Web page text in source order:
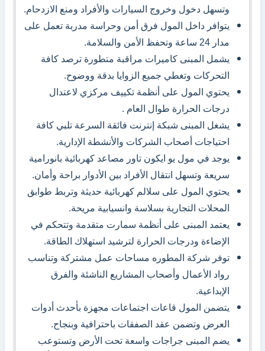
وتسهل دخول وخروج السيارات والأفراد ومنع الازدحام.
يتوافر داخل المول فرق أمن وحراسة مدربة تعمل على
مدار 24 ساعة وتحفظ الأمن والسلامة.
يشمل المبنى كاميرات مراقبة متطورة ترصد كافة
التحركات وتغطي جميع الزوايا بدقة ووضوح.
يحتوي المول على أنظمة تكييف مركزي لاعتدال
درجات الحرارة طوال العام .
يشغل المبنى شبكة إنترنت فائقة السرعة تلبي كافة
احتياجات أصحاب الشركات والأنشطة الإدارية.
يوجد في مول يو ايكون تاور مصاعد كهربائية بانورامية
سريعة وتسهل انتقال الأفراد بين الأدوار براحة وأمان.
يحتوي المول على سلالم كهربائية حديثة وتربط طوابق
المحلات التجارية بسلاسة وانسيابية مريحة.
يعتمد المبنى على أنظمة سمارت متقدمة وتتحكم في
الإضاءة ودرجات الحرارة لترشيد استهلاك الطاقة.
توفر شركة المطوره مساحات عمل مشتركة وتناسب
رواد الأعمال وأصحاب المشاريع الناشئة والفرق
الإبداعية.
يتضمن المول قاعات اجتماعات مجهزة بأحدث أدوات
العرض وتضمن عقد الصفقات باحترافية وبنجاح.
يضم المبنى جراجات واسعة تحت الأرض وتستوعب